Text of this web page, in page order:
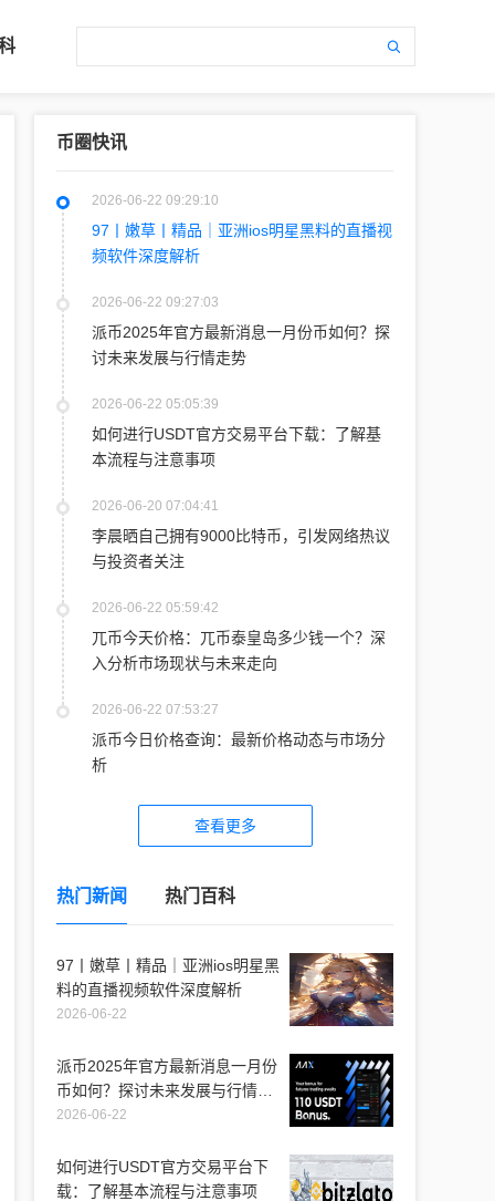
币圈快讯
2026-06-22 09:29:10
97丨嫩草丨精品｜亚洲ios明星黑料的直播视
频软件深度解析
2026-06-22 09:27:03
派币2025年官方最新消息一月份币如何？探
讨未来发展与行情走势
2026-06-22 05:05:39
如何进行USDT官方交易平台下载：了解基
本流程与注意事项
2026-06-20 07:04:41
李晨晒自己拥有9000比特币，引发网络热议
与投资者关注
2026-06-22 05:59:42
兀币今天价格：兀币泰皇岛多少钱一个？深
入分析市场现状与未来走向
2026-06-22 07:53:27
派币今日价格查询：最新价格动态与市场分
析
查看更多
热门新闻 热门百科
97丨嫩草丨精品｜亚洲ios明星黑
料的直播视频软件深度解析
2026-06-22
派币2025年官方最新消息一月份
币如何？探讨未来发展与行情走
势
2026-06-22
如何进行USDT官方交易平台下
载：了解基本流程与注意事项